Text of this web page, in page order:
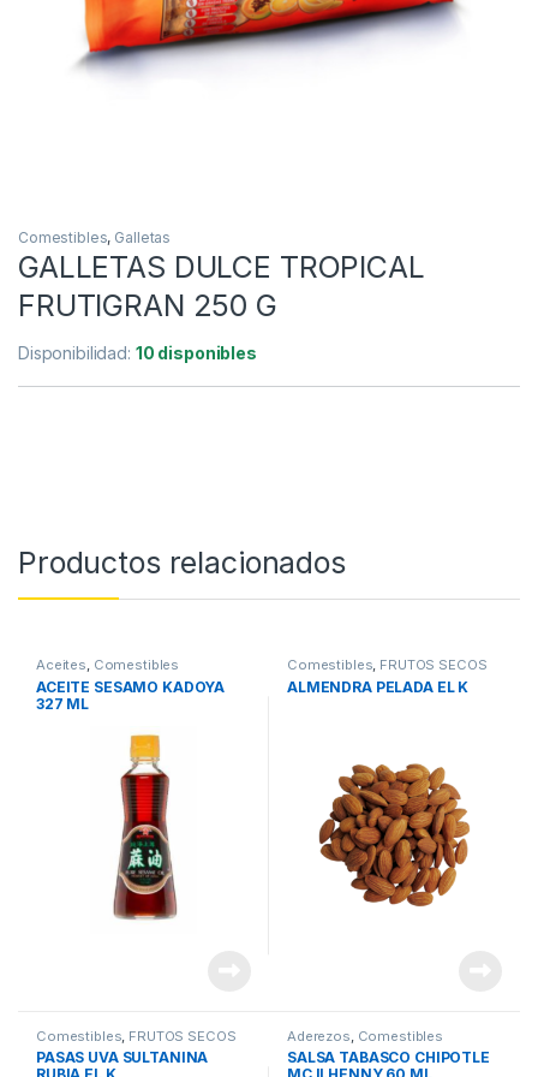
Comestibles, Galletas
GALLETAS DULCE TROPICAL
FRUTIGRAN 250 G
Disponibilidad: 10 disponibles
Productos relacionados
Aceites, Comestibles
ACEITE SESAMO KADOYA
327 ML
Comestibles, FRUTOS SECOS
ALMENDRA PELADA EL K
Comestibles FRUTOS SECOS
PASAS UVA SULTANINA
Aderezos Comestibles
SALSA TABASCO CHIPOTLE